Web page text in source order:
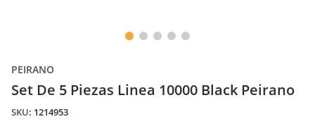
PEIRANO
Set De 5 Piezas Linea 10000 Black Peirano
: 1214953